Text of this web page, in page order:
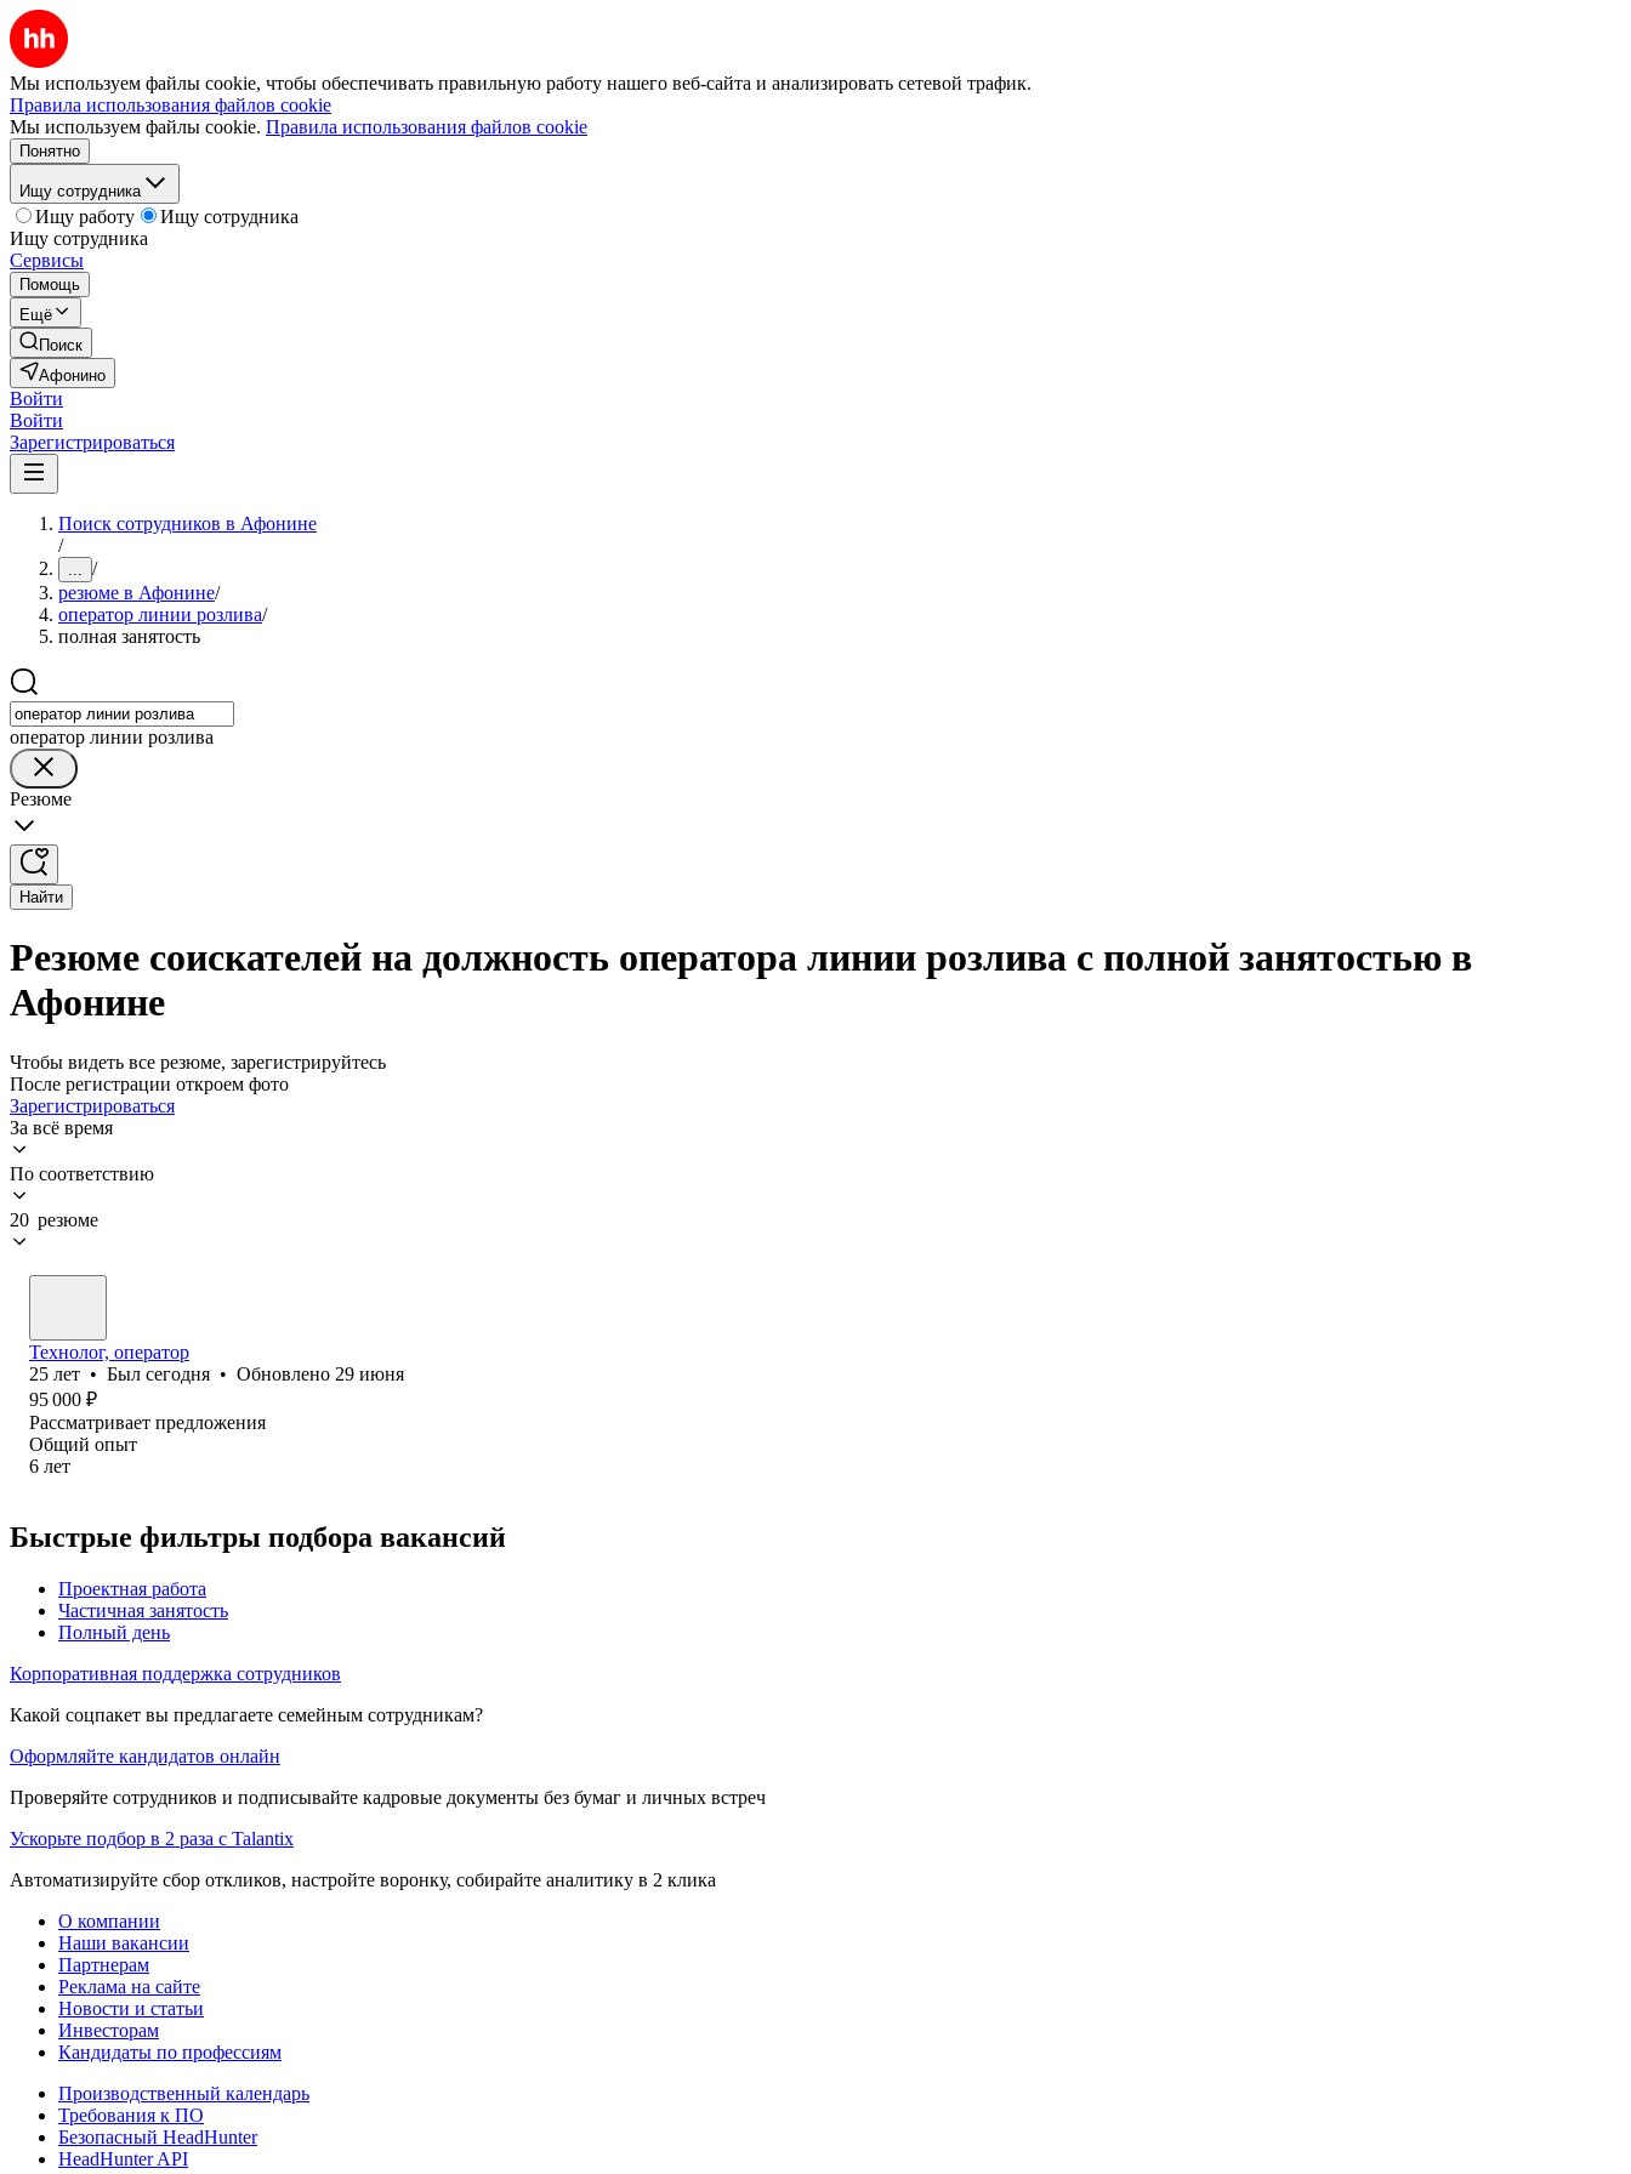
Мы используем файлы cookie, чтобы обеспечивать правильную работу нашего веб-сайта и анализировать сетевой трафик.
Правила использования файлов cookie
Мы используем файлы cookie. Правила использования файлов cookie
Понятно
Ищу сотрудника
Ищу работу
Ищу сотрудника
Ищу сотрудника
Сервисы
Помощь
Ещё
Поиск
Афонино
Войти
Войти
Зарегистрироваться
Поиск сотрудников в Афонине
/
... /
резюме в Афонине/
оператор линии розлива/
полная занятость
оператор линии розлива
Резюме
Найти
Резюме соискателей на должность оператора линии розлива с полной занятостью в
Афонине
Чтобы видеть все резюме, зарегистрируйтесь
После регистрации откроем фото
Зарегистрироваться
За всё время
По соответствию
20 резюме
Технолог, оператор
25 лет • Был сегодня • Обновлено 29 июня
95 000 ₽
Рассматривает предложения
Общий опыт
6 лет
Быстрые фильтры подбора вакансий
Проектная работа
Частичная занятость
Полный день
Корпоративная поддержка сотрудников
Какой соцпакет вы предлагаете семейным сотрудникам?
Оформляйте кандидатов онлайн
Проверяйте сотрудников и подписывайте кадровые документы без бумаг и личных встреч
Ускорьте подбор в 2 раза с Talantix
Автоматизируйте сбор откликов, настройте воронку, собирайте аналитику в 2 клика
О компании
Наши вакансии
Партнерам
Реклама на сайте
Новости и статьи
Инвесторам
Кандидаты по профессиям
Производственный календарь
Требования к ПО
Безопасный HeadHunter
HeadHunter API